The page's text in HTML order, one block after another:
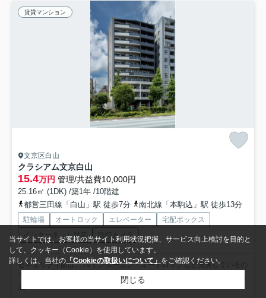
賃貸マンション
文京区白山
クラシアム文京白山
15.4万円 管理/共益費10,000円
25.16㎡ (1DK) /築1年 /10階建
都営三田線「白山」駅 徒歩7分
南北線「本駒込」駅 徒歩13分
駐輪場 オートロック エレベーター
宅配ボックス
インターネット対応
防犯カメラ
セキュリティ面は、TVインターホン・オートロックなど充実しているの
で安心して生活できます。収納はシューズボックス・クロゼ...
る
当サイトでは、お客様の当サイト利用状況把握、サービス向上検討を目的と
して、クッキー（Cookie）を使用しています。
詳しくは、当社の 「Cookieの取扱いについて」 をご確認ください。
閉じる